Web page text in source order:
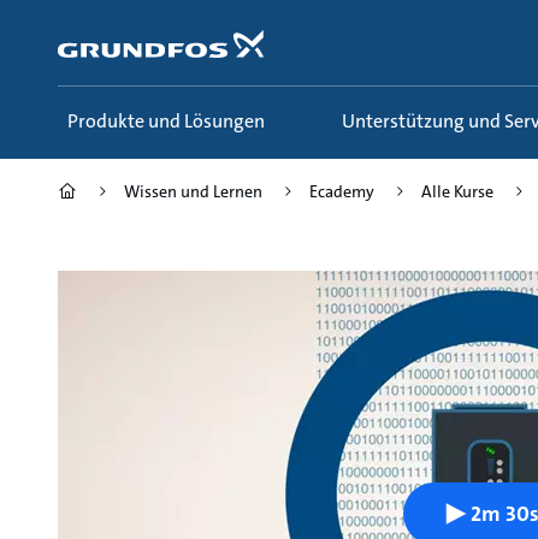
springen
Produkte und Lösungen Unterstützung und
Wissen und Lernen Ecademy Alle Kurse
2m 30s